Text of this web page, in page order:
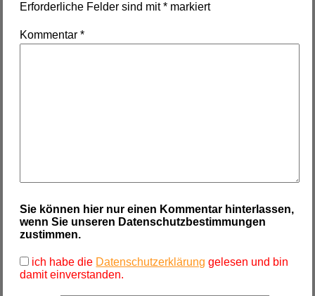
Erforderliche Felder sind mit* markiert
Kommentar*
Sie können hier nur einen Kommentar hinterlassen,
wenn Sie unseren Datenschutzbestimmungen
zustimmen.
ich habe die Datenschutzerklärung gelesen und bin
damit einverstanden.